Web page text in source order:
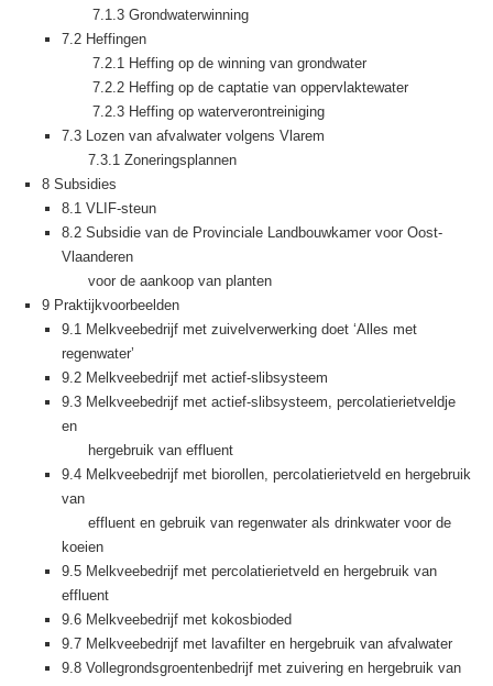
7.1.3 Grondwaterwinning
7.2 Heffingen
7.2.1 Heffing op de winning van grondwater
7.2.2 Heffing op de captatie van oppervlaktewater
7.2.3 Heffing op waterverontreiniging
7.3 Lozen van afvalwater volgens Vlarem
7.3.1 Zoneringsplannen
8 Subsidies
8.1 VLIF-steun
8.2 Subsidie van de Provinciale Landbouwkamer voor Oost-
Vlaanderen
voor de aankoop van planten
9 Praktijkvoorbeelden
9.1 Melkveebedrijf met zuivelverwerking doet ‘Alles met
regenwater’
9.2 Melkveebedrijf met actief-slibsysteem
9.3 Melkveebedrijf met actief-slibsysteem, percolatierietveldje
en
hergebruik van effluent
9.4 Melkveebedrijf met biorollen, percolatierietveld en hergebruik
van
effluent en gebruik van regenwater als drinkwater voor de
koeien
9.5 Melkveebedrijf met percolatierietveld en hergebruik van
effluent
9.6 Melkveebedrijf met kokosbioded
9.7 Melkveebedrijf met lavafilter en hergebruik van afvalwater
9.8 Vollegrondsgroentenbedrijf met zuivering en hergebruik van